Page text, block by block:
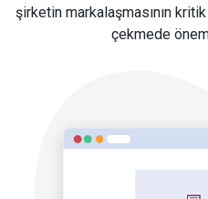
şirketin markalaşmasının
çekmede